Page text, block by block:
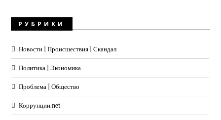
РУБРИКИ
Новости | Происшествия | Скандал
Политика | Экономика
Проблема | Общество
Коррупции.net